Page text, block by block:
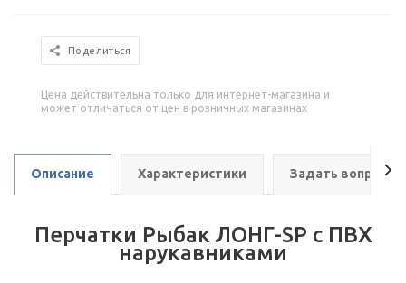
Поделиться
Цена действительна только для интернет-магазина и
может отличаться от цен в розничных магазинах
Описание Характеристики Задать вопрос
Перчатки Рыбак ЛОНГ-SP с ПВХ
нарукавниками